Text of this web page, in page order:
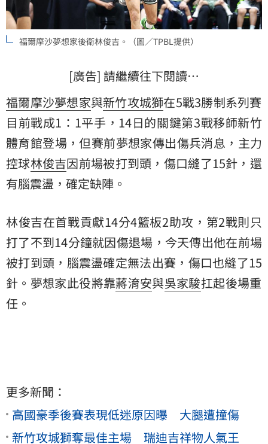
福爾摩沙夢想家後衛林俊吉。（圖／TPBL提供）
[廣告] 請繼續往下閱讀…
福爾摩沙夢想家與新竹攻城獅在5戰3勝制系列賽
目前戰成1：1平手，14日的關鍵第3戰移師新竹
體育館登場，但賽前夢想家傳出傷兵消息，主力
控球林俊吉因前場被打到頭，傷口縫了15針，還
有腦震盪，確定缺陣。
林俊吉在首戰貢獻14分4籃板2助攻，第2戰則只
打了不到14分鐘就因傷退場，今天傳出他在前場
被打到頭，腦震盪確定無法出賽，傷口也縫了15
針。夢想家此役將靠蔣淯安與吳家駿扛起後場重
任。
更多新聞：
高國豪季後賽表現低迷原因曝 大腿遭撞傷
新竹攻城獅奪最佳主場 瑞迪吉祥物人氣王